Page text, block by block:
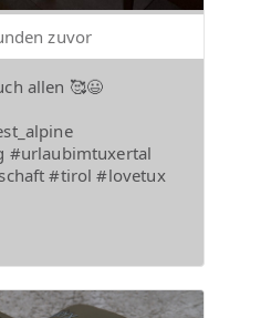
zuvor
allen 🥰😃
#urlaubimtuxertal
#tirol #lovetux